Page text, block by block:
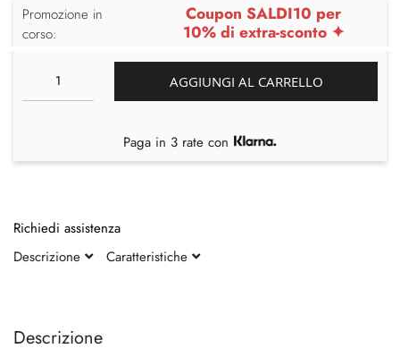
fine
della
Descrizione
Promozione in
corso:
Coupon SALDI10 per
10% di extra-sconto ✦
AGGIUNGI AL CARRELLO
Paga in 3 rate con
Richiedi assistenza
Descrizione
Caratteristiche